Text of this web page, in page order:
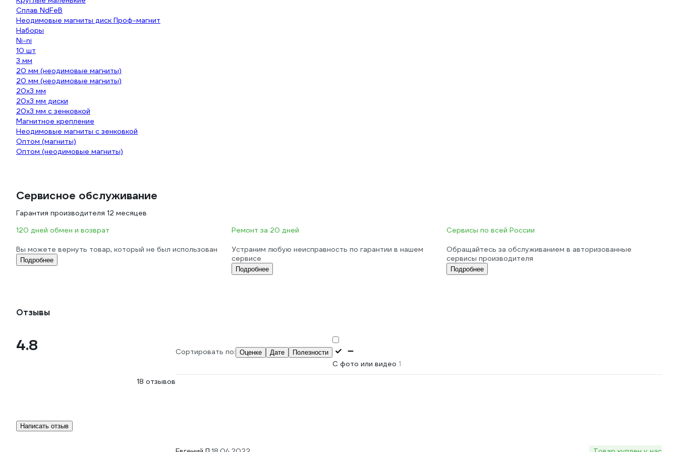
Сплав NdFeB
Неодимовые магниты диск Проф-магнит
Наборы
Ni-ni
10 шт
3 мм
20 мм (неодимовые магниты)
20 мм (неодимовые магниты)
20х3 мм
20х3 мм диски
20х3 мм с зенковкой
Магнитное крепление
Неодимовые магниты с зенковкой
Оптом (магниты)
Оптом (неодимовые магниты)
Сервисное обслуживание
Гарантия производителя 12 месяцев
120 дней обмен и возврат
Вы можете вернуть товар, который не был использован
Подробнее
Ремонт за 20 дней
Устраним любую неисправность по гарантии в нашем
сервисе
Подробнее
Сервисы по всей России
Обращайтесь за обслуживанием в авторизованные
сервисы производителя
Подробнее
Отзывы
4.8
18 отзывов
Написать отзыв
Сортировать по: Оценке Дате Полезности
С фото или видео 1